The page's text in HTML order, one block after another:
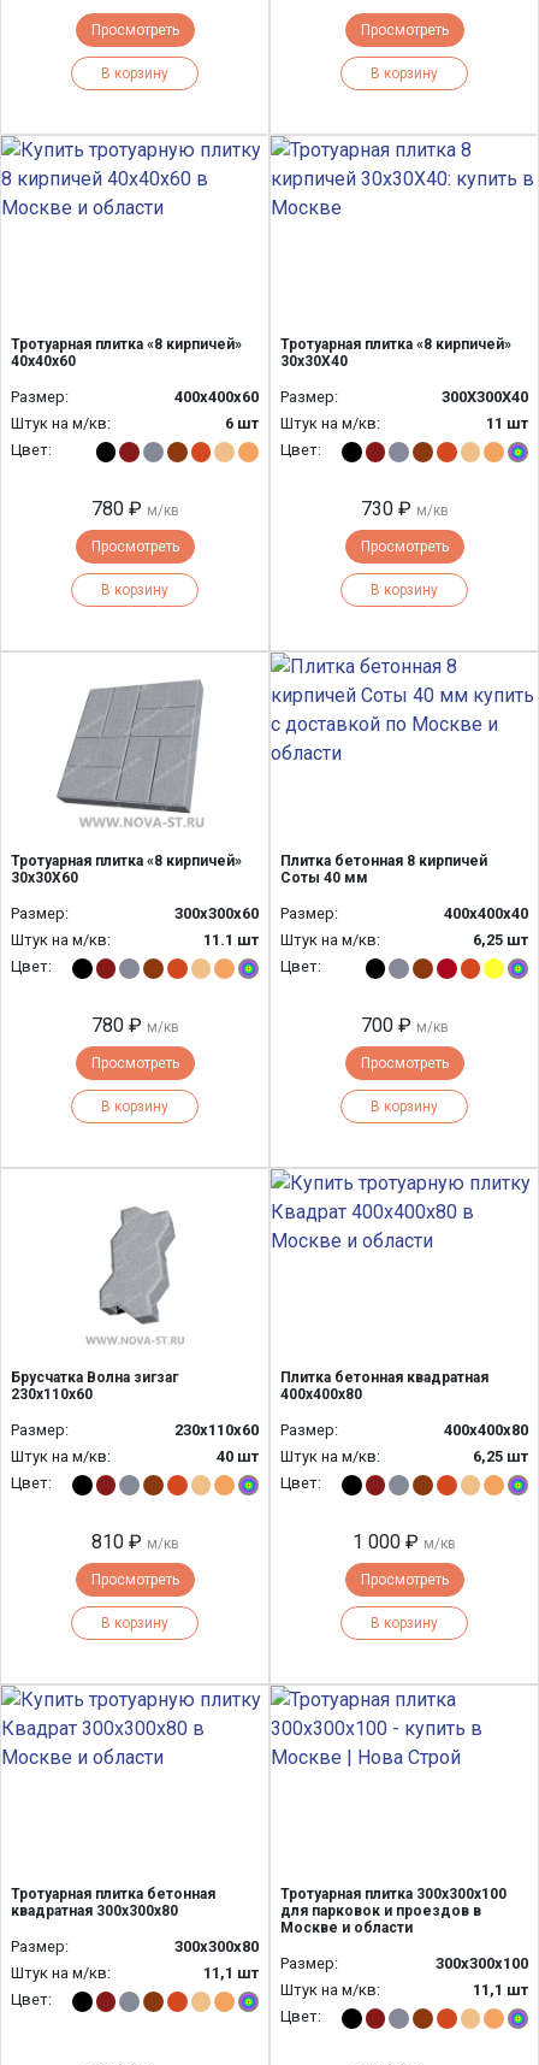
Просмотреть
В корзину
Просмотреть
В корзину
Тротуарная плитка «8 кирпичей»
40х40х60
Размер:
400х400х60
Штук на м/кв:
6 шт
Цвет:
780 ₽ м/кв
Просмотреть
В корзину
Тротуарная плитка «8 кирпичей»
30х30Х40
Размер:
300Х300Х40
Штук на м/кв:
11 шт
Цвет:
730 ₽ м/кв
Просмотреть
В корзину
Тротуарная плитка «8 кирпичей»
30х30Х60
Размер:
300x300x60
Штук на м/кв:
11.1 шт
Цвет:
780 ₽ м/кв
Просмотреть
В корзину
Плитка бетонная 8 кирпичей
Соты 40 мм
Размер:
400х400х40
Штук на м/кв:
6,25 шт
Цвет:
700 ₽ м/кв
Просмотреть
В корзину
Брусчатка Волна зигзаг
230х110х60
Размер:
230х110х60
Штук на м/кв:
40 шт
Цвет:
810 ₽ м/кв
Просмотреть
В корзину
Плитка бетонная квадратная
400х400х80
Размер:
400х400х80
Штук на м/кв:
6,25 шт
Цвет:
1 000 ₽ м/кв
Просмотреть
В корзину
Тротуарная плитка бетонная
квадратная 300х300х80
Размер:
300х300х80
Штук на м/кв:
11,1 шт
Цвет:
Тротуарная плитка 300х300х100
для парковок и проездов в
Москве и области
Размер:
300х300х100
Штук на м/кв:
11,1 шт
Цвет: